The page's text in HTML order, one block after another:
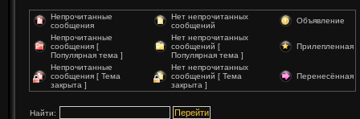
Непрочитанные
сообщения
Нет непрочитанных
сообщений
Объявление
Непрочитанные
сообщения [
Популярная тема ]
Нет непрочитанных
сообщений [
Популярная тема ]
Прилепленная
Непрочитанные
сообщения [ Тема
закрыта ]
Нет непрочитанных
сообщений [ Тема
закрыта ]
Перенесённая
Найти: